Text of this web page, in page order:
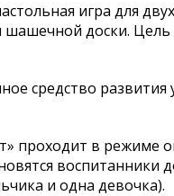
игра для
доски. Цель
средство
проходит в режиме
и одна девочка).